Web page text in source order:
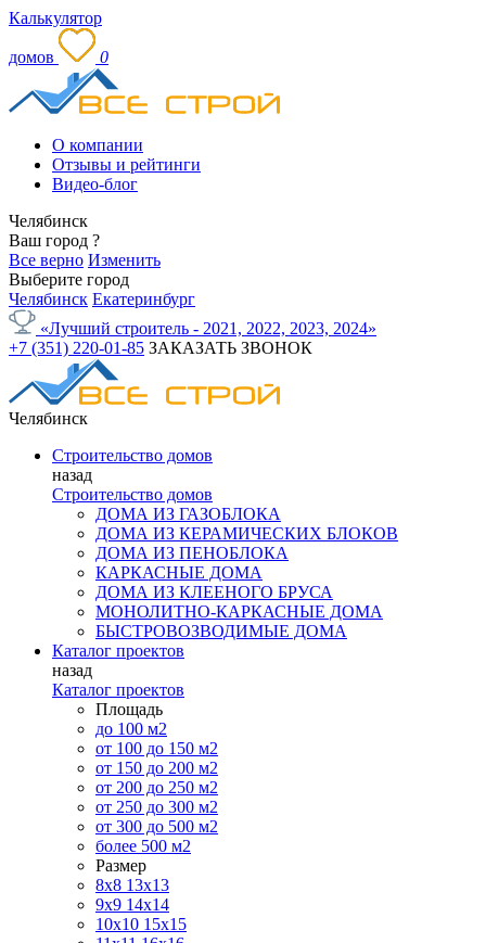
Калькулятор
домов 0
О компании
Отзывы и рейтинги
Видео-блог
Челябинск
Ваш город ?
Все верно Изменить
Выберите город
Челябинск Екатеринбург
«Лучший строитель - 2021, 2022, 2023, 2024»
+7 (351) 220-01-85 ЗАКАЗАТЬ ЗВОНОК
Челябинск
Строительство домов
назад
Строительство домов
ДОМА ИЗ ГАЗОБЛОКА
ДОМА ИЗ КЕРАМИЧЕСКИХ БЛОКОВ
ДОМА ИЗ ПЕНОБЛОКА
КАРКАСНЫЕ ДОМА
ДОМА ИЗ КЛЕЕНОГО БРУСА
МОНОЛИТНО-КАРКАСНЫЕ ДОМА
БЫСТРОВОЗВОДИМЫЕ ДОМА
Каталог проектов
назад
Каталог проектов
Площадь
до 100 м2
от 100 до 150 м2
от 150 до 200 м2
от 200 до 250 м2
от 250 до 300 м2
от 300 до 500 м2
более 500 м2
Размер
8х8 13х13
9х9 14х14
10х10 15х15